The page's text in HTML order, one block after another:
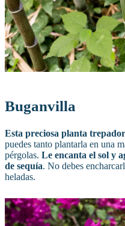
Buganvilla
Esta preciosa planta
puedes tanto plantarla en una
pérgolas. Le encanta el sol y
de sequía. No debes
heladas.